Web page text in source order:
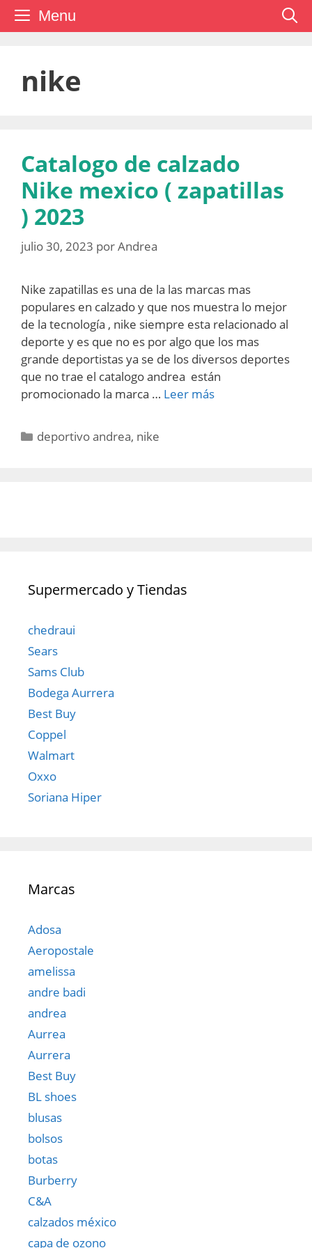
Saltar Menu
nike
Catalogo de calzado
Nike mexico ( zapatillas
) 2023
julio 30, 2023 porAndrea
Nike zapatillas es una de la las marcas mas
populares en calzado y que nos muestra lo mejor
de la tecnología , nike siempre esta relacionado al
deporte y es que no es por algo que los mas
grande deportistas ya se de los diversos deportes
que no trae el catalogo andrea están
promocionado la marca … Leer más
Categorías
deportivo andrea, nike
Supermercado y Tiendas
chedraui
Sears
Sams Club
Bodega Aurrera
Best Buy
Coppel
Walmart
Oxxo
Soriana Hiper
Marcas
Adosa
Aeropostale
amelissa
andre badi
andrea
Aurrea
Aurrera
Best Buy
BL shoes
blusas
bolsos
botas
Burberry
C&A
calzados méxico
capa de ozono